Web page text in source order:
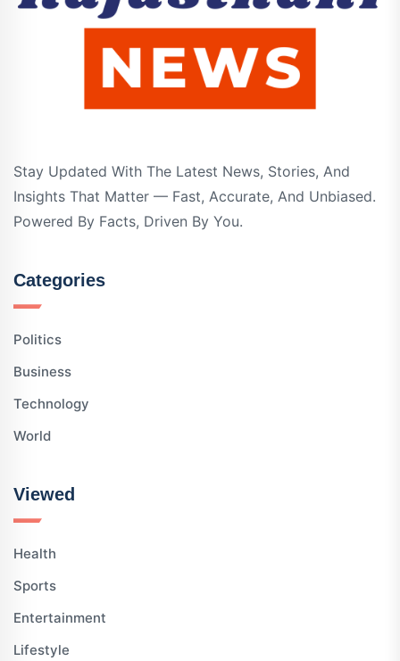
Stay Updated With The Latest News, Stories, And
Insights That Matter — Fast, Accurate, And Unbiased.
Powered By Facts, Driven By You.
Categories
Politics
Business
Technology
World
Viewed
Health
Sports
Entertainment
Lifestyle